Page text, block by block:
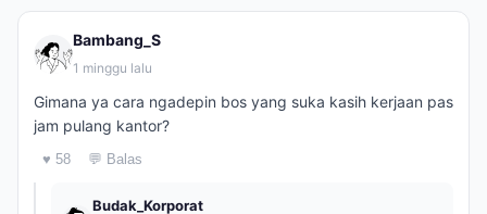
Bambang_S
1 minggu lalu
Gimana ya cara ngadepin bos yang suka kasih kerjaan pas
jam pulang kantor?
♥ 58 💬 Balas
Budak_Korporat